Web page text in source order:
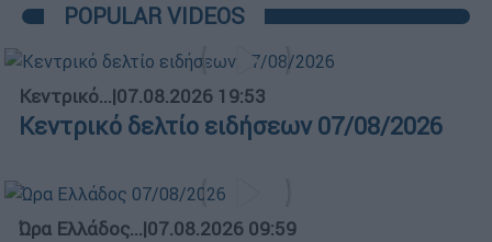
POPULAR VIDEOS
Κεντρικό...|07.08.2026 19:53
Κεντρικό δελτίο ειδήσεων 07/08/2026
Ώρα Ελλάδος...|07.08.2026 09:59